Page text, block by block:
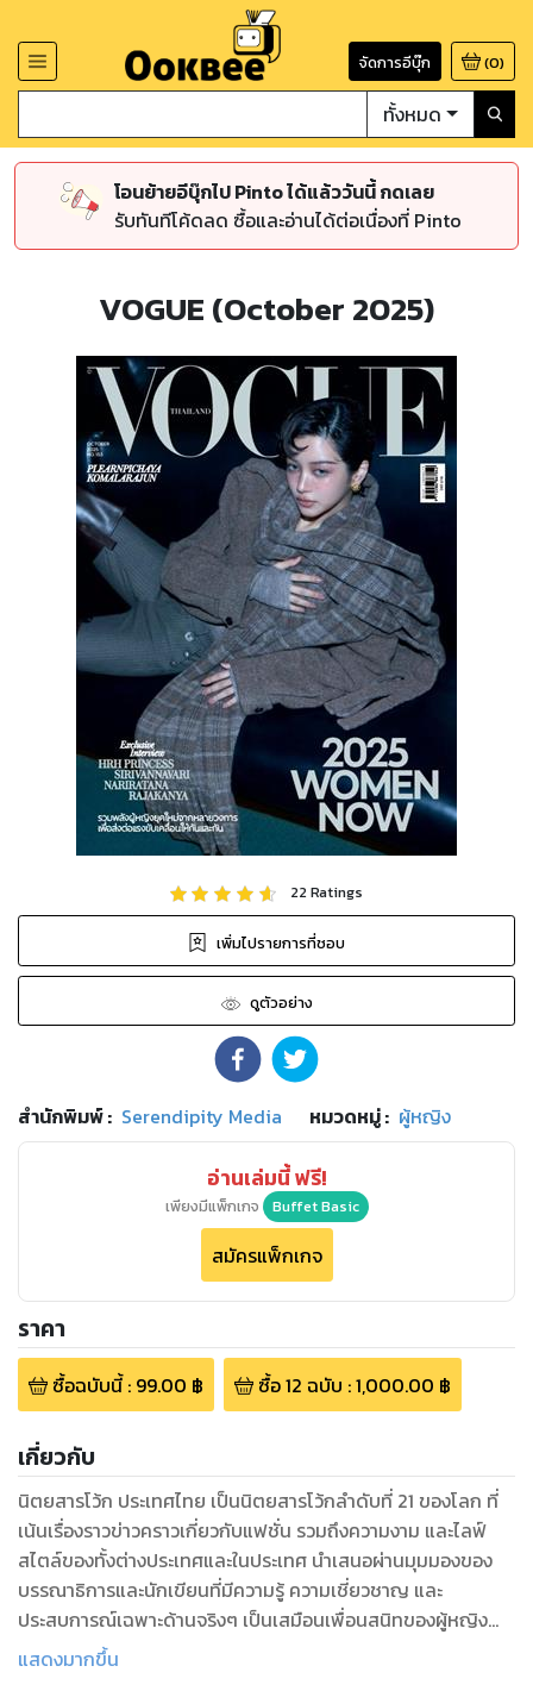
จัดการอีบุ๊ก (0)
ทั้งหมด
โอนย้ายอีบุ๊กไป Pinto ได้แล้ววันนี้ กดเลย
รับทันทีโค้ดลด ซื้อและอ่านได้ต่อเนื่องที่ Pinto
VOGUE (October 2025)
22Ratings
เพิ่มไปรายการที่ชอบ
ดูตัวอย่าง
สำนักพิมพ์: Serendipity Media หมวดหมู่: ผู้หญิง
อ่านเล่มนี้ ฟรี!
เพียงมีแพ็กเกจ Buffet Basic
สมัครแพ็กเกจ
ราคา
ซื้อฉบับนี้: 99.00 ฿ ซื้อ12 ฉบับ :1,000.00 ฿
เกี่ยวกับ
นิตยสารโว้ก ประเทศไทย เป็นนิตยสารโว้กลำดับที่ 21 ของโลก ที่
เน้นเรื่องราวข่าวคราวเกี่ยวกับแฟชั่น รวมถึงความงาม และไลฟ์
สไตล์ของทั้งต่างประเทศและในประเทศ นำเสนอผ่านมุมมองของ
บรรณาธิการและนักเขียนที่มีความรู้ ความเชี่ยวชาญ และ
ประสบการณ์เฉพาะด้านจริงๆ เป็นเสมือนเพื่อนสนิทของผู้หญิง
ไทยที่จะคอยแนะนำข่าวสารข้อมูลพร้อมกับสร้างสรรค์สิ่งดีๆ ให้
แสดงมากขึ้น